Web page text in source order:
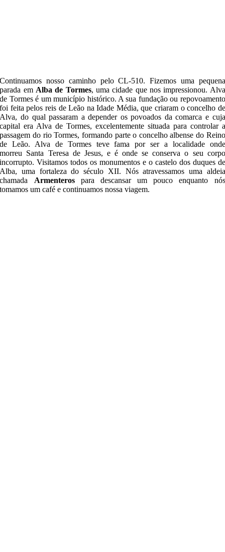
Continuamos nosso caminho pelo CL-510. Fizemos uma pequena
parada em Alba de Tormes, uma cidade que nos impressionou. Alva
de Tormes é um município histórico. A sua fundação ou repovoamento
foi feita pelos reis de Leão na Idade Média, que criaram o concelho de
Alva, do qual passaram a depender os povoados da comarca e cuja
capital era Alva de Tormes, excelentemente situada para controlar a
passagem do rio Tormes, formando parte o concelho albense do Reino
de Leão. Alva de Tormes teve fama por ser a localidade onde
morreu Santa Teresa de Jesus, e é onde se conserva o seu corpo
incorrupto. Visitamos todos os monumentos e o castelo dos duques de
Alba, uma fortaleza do século XII. Nós atravessamos uma aldeia
chamada Armenterospara descansar um pouco enquanto nós
tomamos um café e continuamos nossa viagem.